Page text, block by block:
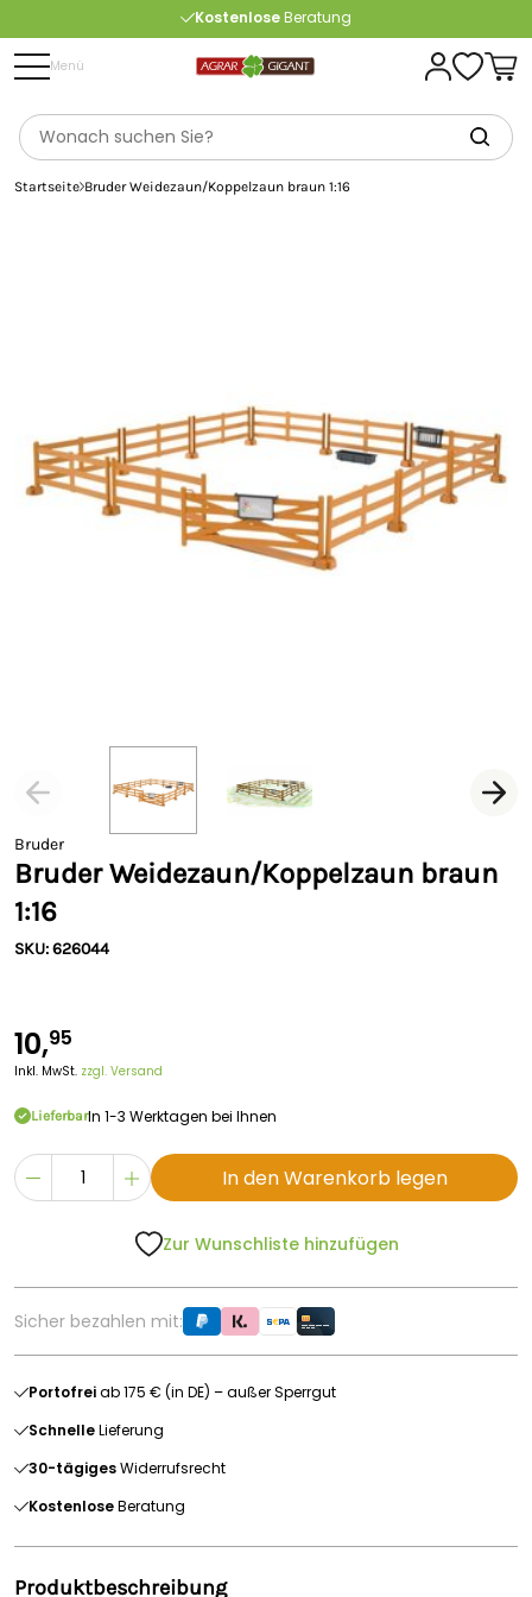
KostenloseBeratung
ab 175 € (in DE) – außer Sperrgut
Menü
Startseite Bruder Weidezaun/Koppelzaun braun 1:16
Bruder
Bruder Weidezaun/Koppelzaun braun
1:16
SKU: 626044
10,95
Inkl. MwSt. zzgl. Versand
LieferbarIn 1-3 Werktagen bei Ihnen
In den Warenkorb legen
Zur Wunschliste hinzufügen
Sicher bezahlen mit:
Portofreiab 175 € (in DE) – außer Sperrgut
SchnelleLieferung
30-tägigesWiderrufsrecht
KostenloseBeratung
Produktbeschreibung